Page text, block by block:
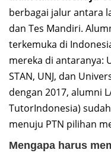
berbagai jalur antara
dan Tes Mandiri.
terkemuka di
mereka di antaranya:
STAN, UNJ, dan
dengan 2017, alumni
TutorIndonesia)
menuju PTN pilihan
Mengapa harus